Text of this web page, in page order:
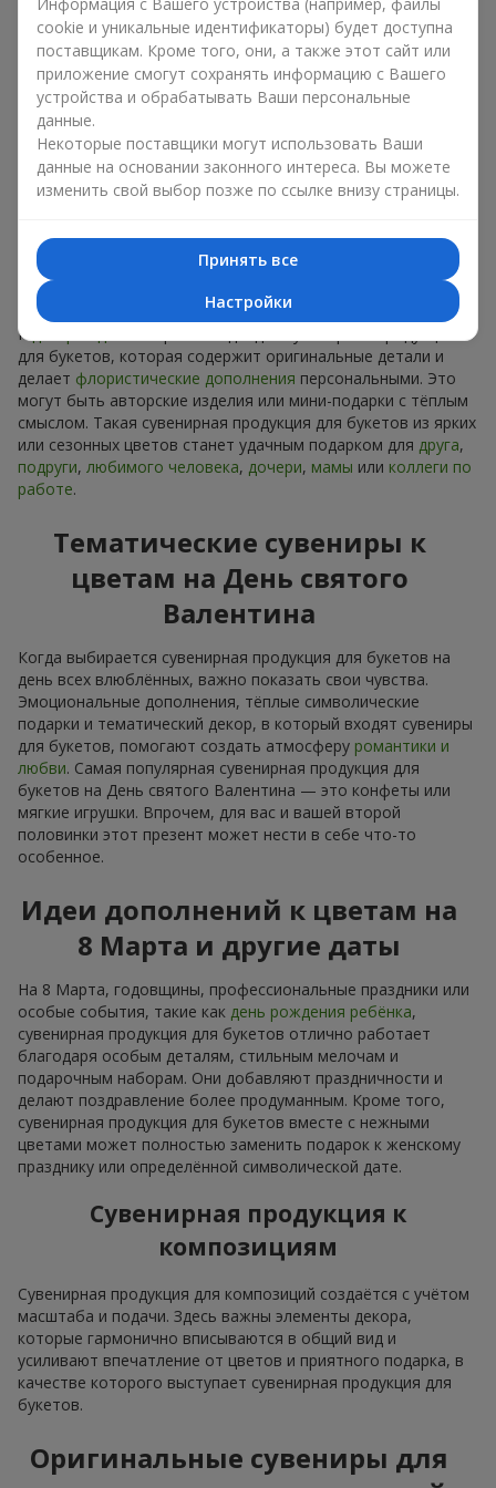
Сувениры к букетам на разные
праздники
Праздник задаёт настроение, а сувенирная продукция для
букетов его подчёркивает. Именно поэтому сувениры к
цветам часто выбирают с учётом даты и события. В нашем
ассортименте найдётся сувенирная продукция для букетов,
которая подойдёт к любому празднику и может быть
рассчитана на любой бюджет.
Сувенирная продукция к
букетам на День рождения
К
для букетов, которая содержит оригинальные детали и
делает флористические дополнения персональными. Это
могут быть авторские изделия или мини-подарки с тёплым
смыслом. Такая сувенирная продукция для букетов из ярких
или сезонных цветов станет удачным подарком для друга,
подруги, любимого человека, дочери, мамы или коллеги по
работе.
Тематические сувениры к
цветам на День святого
Валентина
Когда выбирается сувенирная продукция для букетов на
день всех влюблённых, важно показать свои чувства.
Эмоциональные дополнения, тёплые символические
подарки и тематический декор, в который входят сувениры
для букетов, помогают создать атмосферу романтики и
любви. Самая популярная сувенирная продукция для
букетов на День святого Валентина — это конфеты или
мягкие игрушки. Впрочем, для вас и вашей второй
половинки этот презент может нести в себе что-то
особенное.
Идеи дополнений к цветам на
8 Марта и другие даты
На 8 Марта, годовщины, профессиональные праздники или
особые события, такие как день рождения ребёнка,
сувенирная продукция для букетов отлично работает
благодаря особым деталям, стильным мелочам и
подарочным наборам. Они добавляют праздничности и
делают поздравление более продуманным. Кроме того,
сувенирная продукция для букетов вместе с нежными
цветами может полностью заменить подарок к женскому
празднику или определённой символической дате.
Сувенирная продукция к
композициям
Сувенирная продукция для композиций создаётся с учётом
масштаба и подачи. Здесь важны элементы декора,
которые гармонично вписываются в общий вид и
усиливают впечатление от цветов и приятного подарка, в
качестве которого выступает сувенирная продукция для
букетов.
Оригинальные сувениры для
cookie и уникальные идентификаторы) будет доступна
поставщикам. Кроме того, они, а также этот сайт или
приложение смогут сохранять информацию с Вашего
устройства и обрабатывать Ваши персональные
данные.
Некоторые поставщики могут использовать Ваши
данные на основании законного интереса. Вы можете
изменить свой выбор позже по ссылке внизу страницы.
Принять все
Настройки